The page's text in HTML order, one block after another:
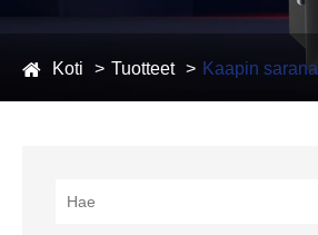
Koti Tuotteet Kaapin sarana